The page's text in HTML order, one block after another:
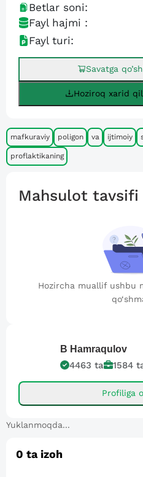
Betlar soni:
Fayl hajmi :
Fayl turi:
Savatga
Hoziroq xarid
mafkuraviy poligon va ijtimoiy
proflaktikaning
Mahsulot tavsifi
Hozircha muallif ushbu
B Hamraqulov
4463 ta 1584
Profiliga
Yuklanmoqda...
0 ta izoh